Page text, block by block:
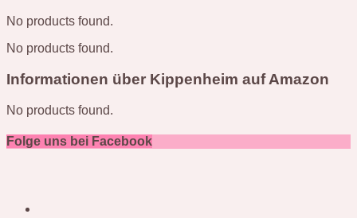
No products found.
No products found.
Informationen über Kippenheim auf Amazon
No products found.
Folge uns bei Facebook